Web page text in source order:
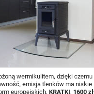
wermikulitem, dzięki czemu
emisja tlenków ma niskie
europejskich, KRATKI, 1600 zł